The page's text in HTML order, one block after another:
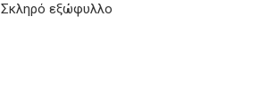
Σκληρό εξώφυλλο